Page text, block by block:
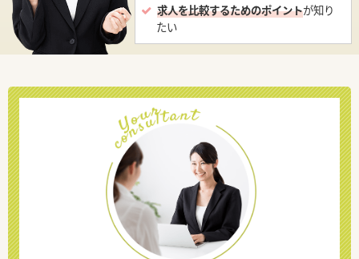
求人を比較するためのポイントが知り
たい